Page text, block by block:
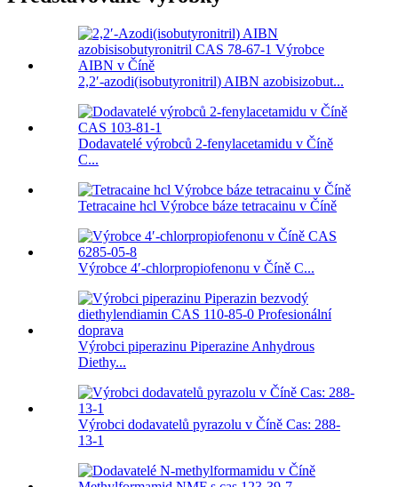
2,2′-azodi(isobutyronitril) AIBN azobisizobut...
Dodavatelé výrobců 2-fenylacetamidu v Číně
C...
Tetracaine hcl Výrobce báze tetracainu v Číně
Výrobce 4′-chlorpropiofenonu v Číně C...
Výrobci piperazinu Piperazine Anhydrous
Diethy...
Výrobci dodavatelů pyrazolu v Číně Cas: 288-
13-1